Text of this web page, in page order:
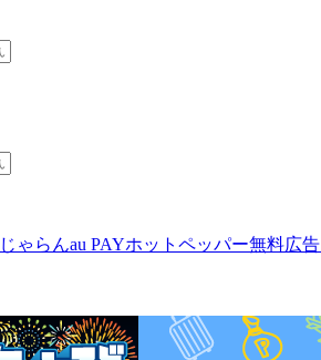
じゃらんau PAYホットペッパー無料広告